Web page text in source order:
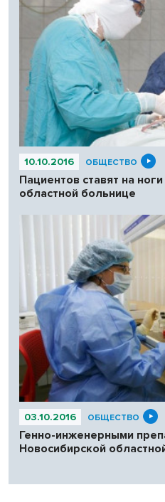
10.10.2016 ОБЩЕСТВО
Пациентов ставят на
областной больнице
03.10.2016 ОБЩЕСТВО
Генно-инженерными
Новосибирской